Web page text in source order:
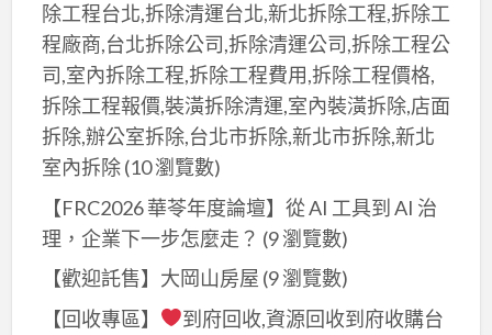
除工程台北,拆除清運台北,新北拆除工程,拆除工
程廠商,台北拆除公司,拆除清運公司,拆除工程公
司,室內拆除工程,拆除工程費用,拆除工程價格,
拆除工程報價,裝潢拆除清運,室內裝潢拆除,店面
拆除,辦公室拆除,台北市拆除,新北市拆除,新北
室內拆除(10 瀏覽數)
【FRC2026 華苓年度論壇】從 AI 工具到 AI 治
理，企業下一步怎麼走？ (9 瀏覽數)
【歡迎託售】大岡山房屋 (9 瀏覽數)
【回收專區】
到府回收,資源回收到府收購台